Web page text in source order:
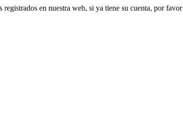
en nuestra web, si ya tiene su cuenta, por favor